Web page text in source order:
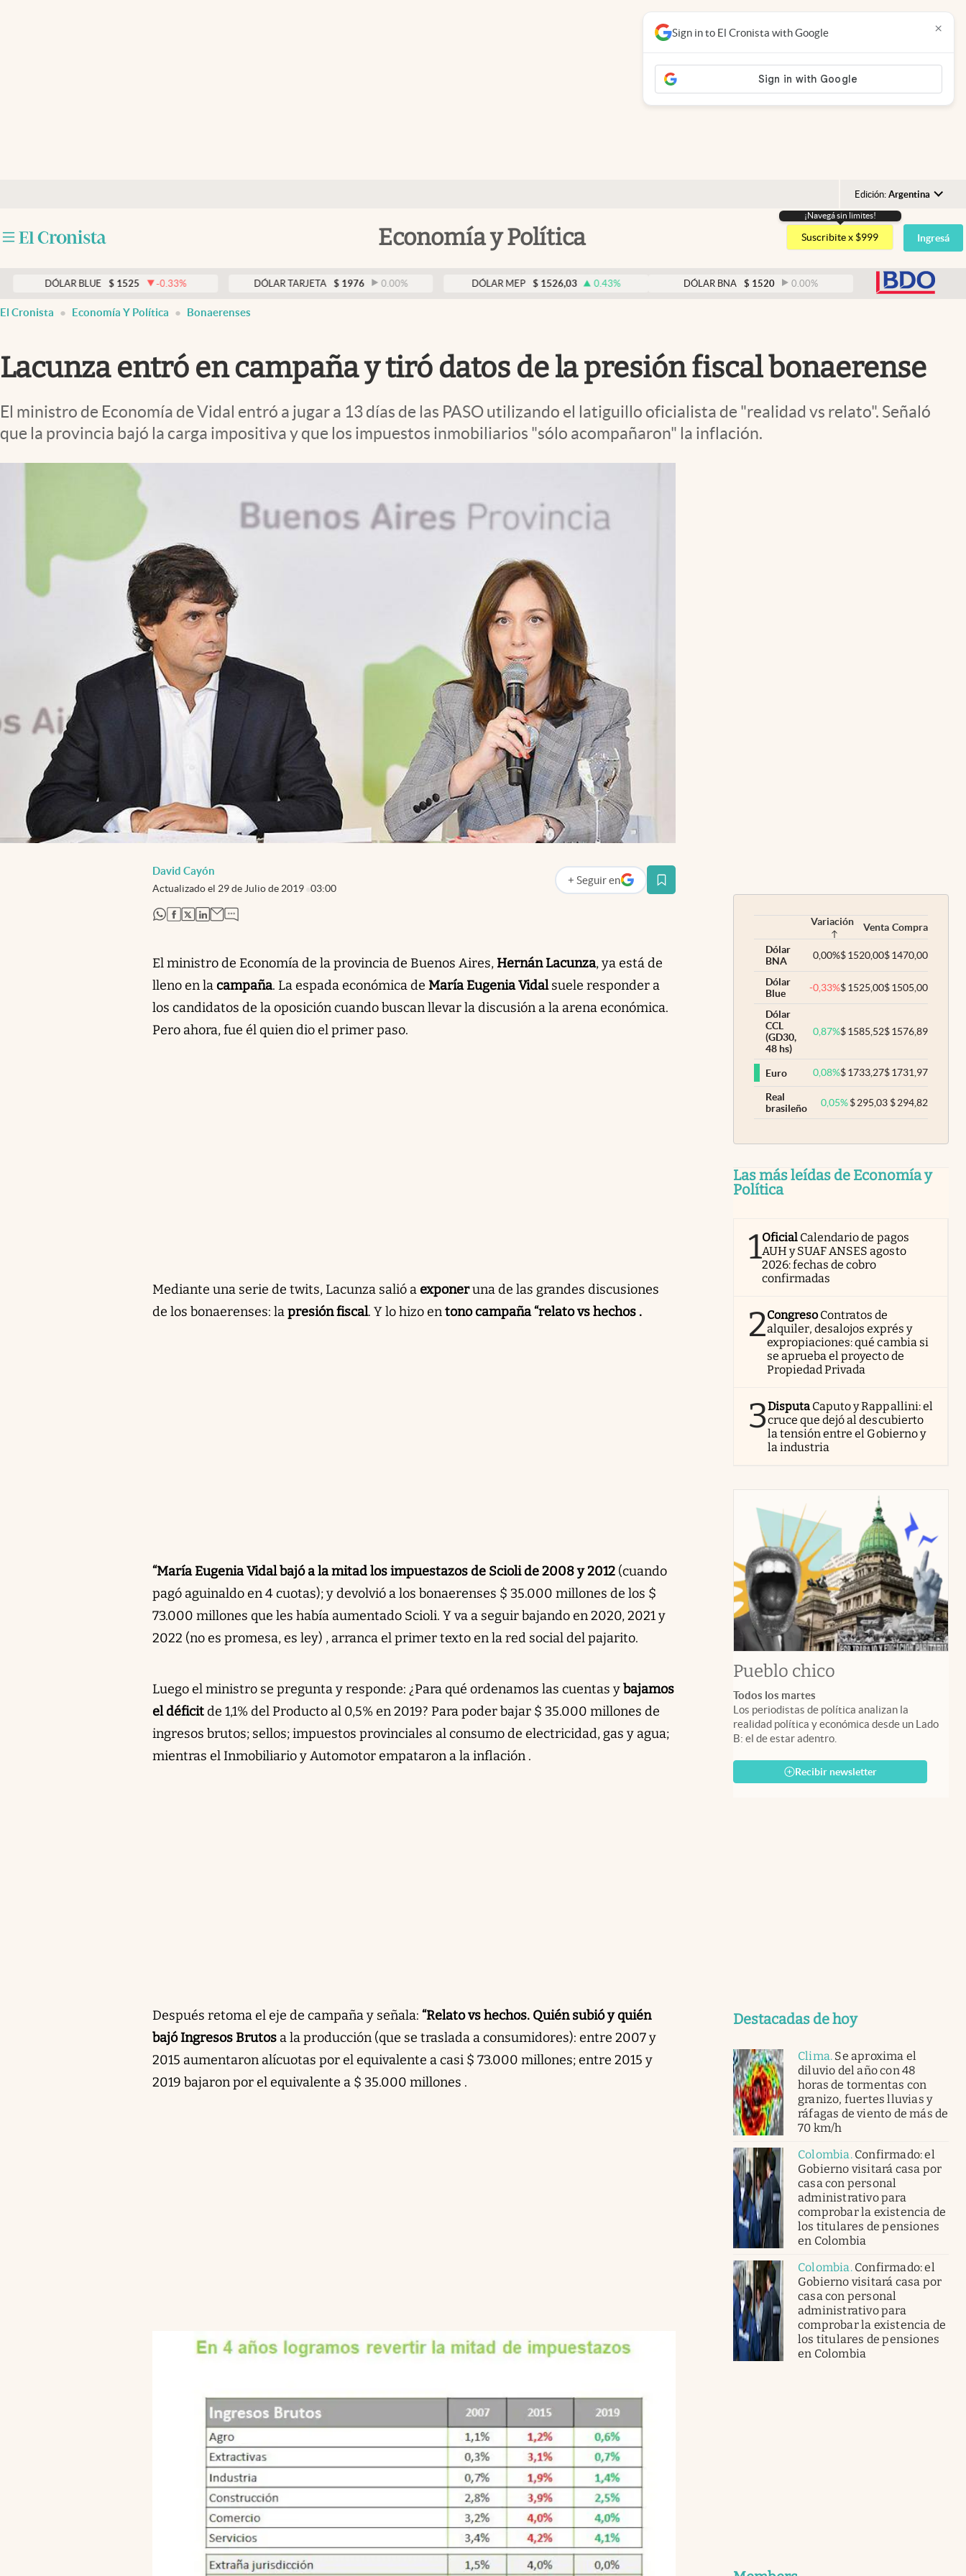
Edición: Argentina
Argentina
España
USA
Economía y Política
Mundial 2026
Eventos Corporativos
El Cronista Studio
¡Navegá sin limites!
Suscribite x $999 Ingresá
DÓLAR BLUE $ 1525 -0.33 DÓLAR TARJETA $ 1976 0.00% DÓLAR MEP $ 1526,03 0.43% DÓLAR BNA $ 1520 0.00% DÓLAR BLUE $ 1525
Sign in to El Cronista with Google ×
El Cronista Economía Y Política Bonaerenses
Lacunza entró en campaña y tiró datos de la presión fiscal bonaerense
El ministro de Economía de Vidal entró a jugar a 13 días de las PASO utilizando el latiguillo oficialista de "realidad vs relato". Señaló
que la provincia bajó la carga impositiva y que los impuestos inmobiliarios "sólo acompañaron" la inflación.
David Cayón
Actualizado el 29 de Julio de 2019 03:00
+ Seguir en
abre en nueva pestaña
abre en nueva pestaña
abre en nueva pestaña
abre en nueva pestaña
abre en nueva pestaña
El ministro de Economía de la provincia de Buenos Aires,Hernán Lacunza, ya está de
lleno en lacampaña. La espada económica de María Eugenia Vidalsuele responder a
los candidatos de la oposición cuando buscan llevar la discusión a la arena económica.
Pero ahora, fue él quien dio el primer paso.
Mediante una serie de twits, Lacunza salió a exponeruna de las grandes discusiones
de los bonaerenses: lapresión fiscal. Y lo hizo entono campaña “relato vs hechos .
“María Eugenia Vidal bajó a la mitad los impuestazos de Scioli de 2008 y 2012 (cuando
pagó aguinaldo en 4 cuotas); y devolvió a los bonaerenses $ 35.000 millones de los $
73.000 millones que les había aumentado Scioli. Y va a seguir bajando en 2020, 2021 y
2022 (no es promesa, es ley) , arranca el primer texto en la red social del pajarito.
Luego el ministro se pregunta y responde: ¿Para qué ordenamos las cuentas ybajamos
el déficitde 1,1% del Producto al 0,5% en 2019? Para poder bajar $ 35.000 millones de
ingresos brutos; sellos; impuestos provinciales al consumo de electricidad, gas y agua;
mientras el Inmobiliario y Automotor empataron a la inflación .
Después retoma el eje de campaña y señala: “Relato vs hechos. Quién subió y quién
bajó Ingresos Brutos a la producción (que se traslada a consumidores): entre 2007 y
2015 aumentaron alícuotas por el equivalente a casi $ 73.000 millones; entre 2015 y
2019 bajaron por el equivalente a $ 35.000 millones .
Variación Venta Compra
Dólar
BNA
0,00%$1520,00$1470,00
Dólar
Blue
-0,33%$1525,00$1505,00
Dólar
CCL
(GD30,
48 hs)
0,87%$1585,52$1576,89
Euro 0,08%$1733,27$1731,97
Real
brasileño
0,05% $295,03 $294,82
Las más leídas de Economía y
Política
1Oficial Calendario de pagos
AUH y SUAF ANSES agosto
2026: fechas de cobro
confirmadas
2Congreso Contratos de
alquiler, desalojos exprés y
expropiaciones: qué cambia si
se aprueba el proyecto de
Propiedad Privada
3Disputa Caputo y Rappallini: el
cruce que dejó al descubierto
la tensión entre el Gobierno y
la industria
Pueblo chico
Todos los martes
Los periodistas de política analizan la
realidad política y económica desde un Lado
B: el de estar adentro.
Recibir newsletter
Destacadas de hoy
Clima. Se aproxima el
diluvio del año con 48
horas de tormentas con
granizo, fuertes lluvias y
ráfagas de viento de más de
70 km/h
Colombia. Confirmado: el
Gobierno visitará casa por
casa con personal
administrativo para
comprobar la existencia de
los titulares de pensiones
en Colombia
Colombia. Confirmado: el
Gobierno visitará casa por
casa con personal
administrativo para
comprobar la existencia de
los titulares de pensiones
en Colombia